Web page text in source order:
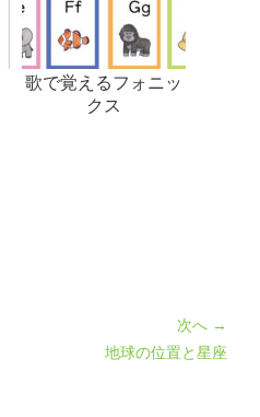
歌で覚えるフォニッ
クス
次へ →
地球の位置と星座